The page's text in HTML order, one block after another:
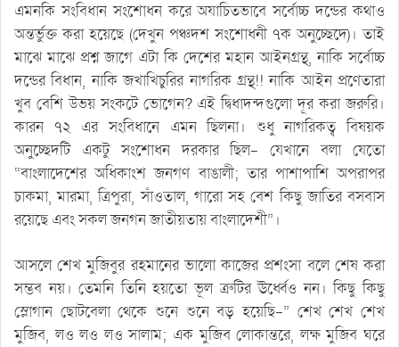
এমনকি সংবিধান সংশোধন করে অযাচিতভাবে সর্বোচ্চ দন্ডের কথাও
অন্তর্ভুক্ত করা হয়েছে (দেখুন পঞ্চদশ সংশোধনী ৭ক অনুচ্ছেদে)। তাই
মাঝে মাঝে প্রশ্ন জাগে এটা কি দেশের মহান আইনগ্রন্থ, নাকি সর্বোচ্চ
দন্ডের বিধান, নাকি জখাখিচুরির নাগরিক গ্রন্থ!! নাকি আইন প্রণেতারা
খুব বেশি উভয় সংকটে ভোগেন? এই দ্বিধাদন্দগুলো দূর করা জরুরি।
কারন ৭২ এর সংবিধানে এমন ছিলনা। শুধু নাগরিকত্ব বিষয়ক
অনুচ্ছেদটি একটু সংশোধন দরকার ছিল- যেখানে বলা যেতো
“বাংলাদেশের অধিকাংশ জনগণ বাঙালী; তার পাশাপাশি অপরাপর
চাকমা, মারমা, ত্রিপুরা, সাঁওতাল, গারো সহ বেশ কিছু জাতির বসবাস
রয়েছে এবং সকল জনগন জাতীয়তায় বাংলাদেশী”।
আসলে শেখ মুজিবুর রহমানের ভালো কাজের প্রশংসা বলে শেষ করা
সম্ভব নয়। তেমনি তিনি হয়তো ভূল ত্রুটির ঊর্ধ্বেও নন। কিছু কিছু
স্লোগান ছোটবেলা থেকে শুনে শুনে বড় হয়েছি-” শেখ শেখ শেখ
মুজিব, লও লও লও সালাম; এক মুজিব লোকান্তরে, লক্ষ মুজিব ঘরে